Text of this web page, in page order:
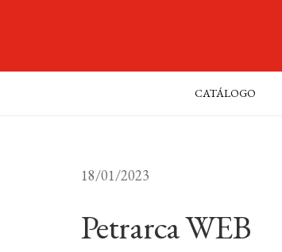
CATÁLOGO
18/01/2023
Petrarca WEB